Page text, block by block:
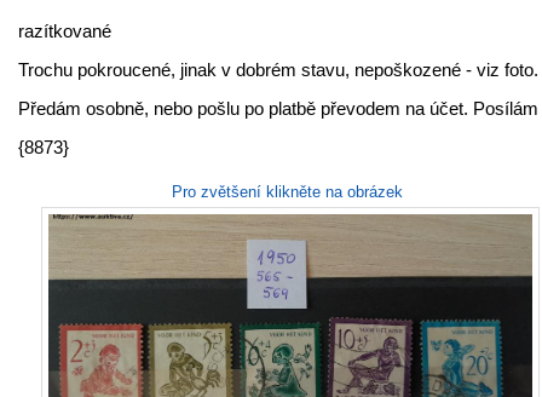
razítkované
Trochu pokroucené, jinak v dobrém stavu, nepoškozené - viz foto.
Předám osobně, nebo pošlu po platbě převodem na účet.
{8873}
Pro zvětšení klikněte na obrázek